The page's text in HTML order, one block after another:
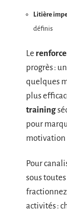
Litière
définis
Le
progrès :
quelques
plus
training
pour
motivation
Pour
sous
activités :